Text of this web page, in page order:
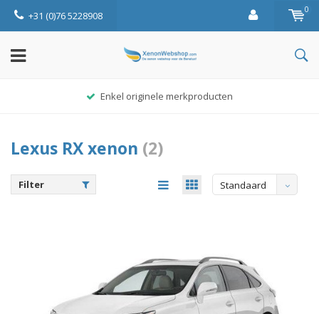
+31 (0)76 5228908 0
Enkel originele merkproducten
Lexus RX xenon (2)
Filter Standaard